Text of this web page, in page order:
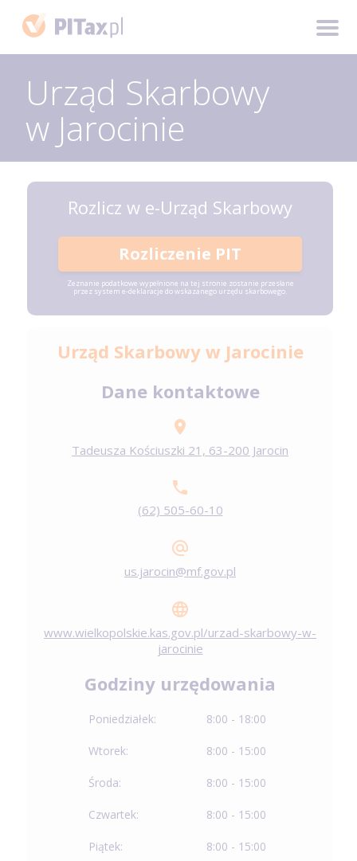
Urząd Skarbowy
w Jarocinie
Rozlicz w e-Urząd Skarbowy
Rozliczenie PIT
Zeznanie podatkowe wypełnione na tej stronie zostanie przesłane
przez system e-deklaracje do wskazanego urzędu skarbowego.
Urząd Skarbowy w Jarocinie
Dane kontaktowe
Tadeusza Kościuszki 21, 63-200 Jarocin
(62) 505-60-10
us.jarocin@mf.gov.pl
www.wielkopolskie.kas.gov.pl/urzad-skarbowy-w-
jarocinie
Godziny urzędowania
Poniedziałek: 8:00 - 18:00
Wtorek: 8:00 - 15:00
Środa: 8:00 - 15:00
Czwartek: 8:00 - 15:00
Piątek: 8:00 - 15:00